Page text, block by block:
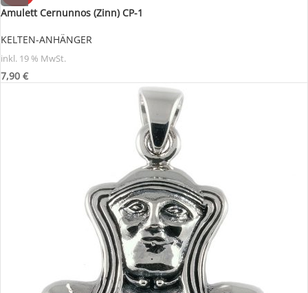
Amulett Cernunnos (Zinn) CP-1
KELTEN-ANHÄNGER
inkl. 19 % MwSt.
7,90 €